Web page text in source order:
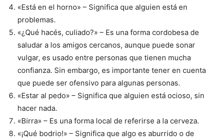
«Está en el horno» – Significa que alguien está en
problemas.
«¿Qué hacés, culiado?» – Es una forma cordobesa de
saludar a los amigos cercanos, aunque puede sonar
vulgar, es usado entre personas que tienen mucha
confianza. Sin embargo, es importante tener en cuenta
que puede ser ofensivo para algunas personas.
«Estar al pedo» – Significa que alguien está ocioso, sin
hacer nada.
«Birra» – Es una forma local de referirse a la cerveza.
«¡Qué bodrio!» – Significa que algo es aburrido o de